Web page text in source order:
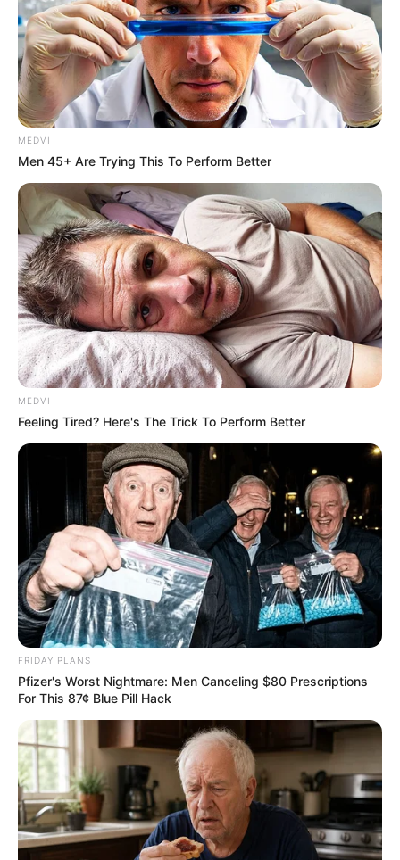
MEDVI
Men 45+ Are Trying This To Perform Better
MEDVI
Feeling Tired? Here's The Trick To Perform Better
FRIDAY PLANS
Pfizer's Worst Nightmare: Men Canceling $80 Prescriptions
For This 87¢ Blue Pill Hack